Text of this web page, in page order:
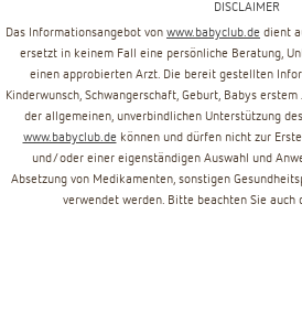
DISCLAIMER
Das Informationsangebot von www.babyclub.de dient
ersetzt in keinem Fall eine persönliche Beratung,
einen approbierten Arzt. Die bereit gestellten
Kinderwunsch, Schwangerschaft, Geburt, Babys
der allgemeinen, unverbindlichen Unterstützung
www.babyclub.de können und dürfen nicht zur
und/oder einer eigenständigen Auswahl und
Absetzung von Medikamenten, sonstigen
verwendet werden. Bitte beachten Sie auch